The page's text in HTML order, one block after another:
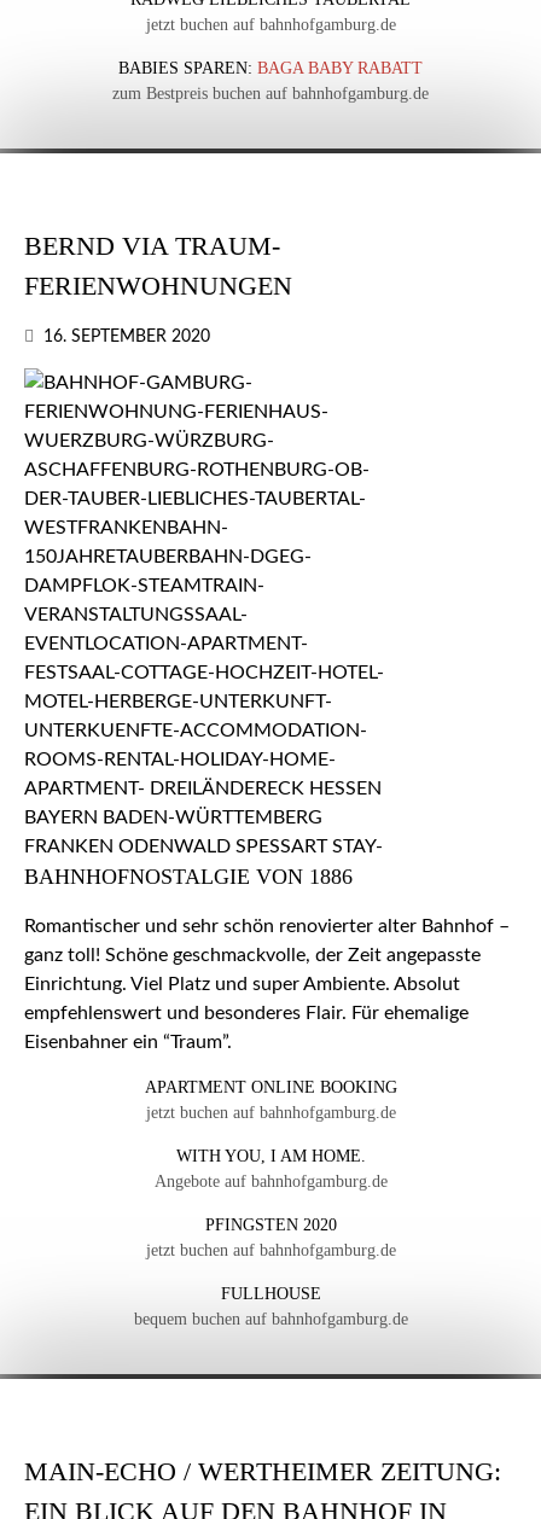
jetzt buchen auf bahnhofgamburg.de
BABIES SPAREN: BAGA BABY RABATT
zum Bestpreis buchen auf bahnhofgamburg.de
BERND VIA TRAUM-
FERIENWOHNUNGEN
16. SEPTEMBER 2020
BAHNHOFNOSTALGIE VON 1886
Romantischer und sehr schön renovierter alter Bahnhof –
ganz toll! Schöne geschmackvolle, der Zeit angepasste
Einrichtung. Viel Platz und super Ambiente. Absolut
empfehlenswert und besonderes Flair. Für ehemalige
Eisenbahner ein “Traum”.
APARTMENT ONLINE BOOKING
jetzt buchen auf bahnhofgamburg.de
WITH YOU, I AM HOME.
Angebote auf bahnhofgamburg.de
PFINGSTEN 2020
jetzt buchen auf bahnhofgamburg.de
FULLHOUSE
bequem buchen auf bahnhofgamburg.de
MAIN-ECHO / WERTHEIMER ZEITUNG:
EIN BLICK AUF DEN BAHNHOF IN